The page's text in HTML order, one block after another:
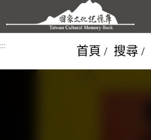
跳到主要內容區塊
::: 首頁 搜尋